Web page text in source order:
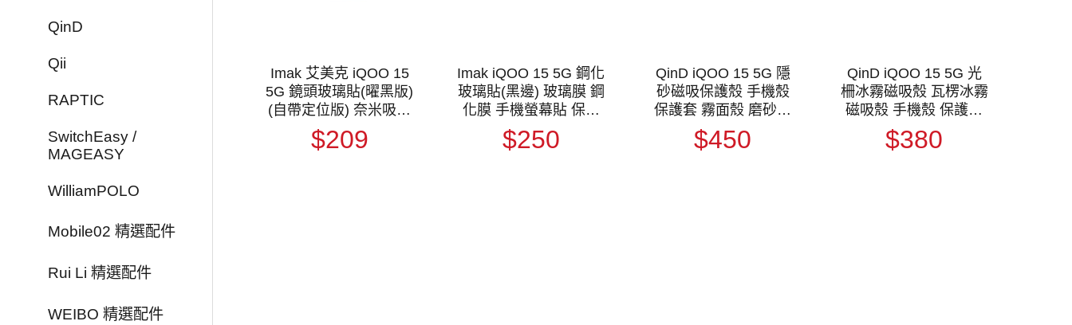
QinD
Qii
RAPTIC
SwitchEasy /
MAGEASY
WilliamPOLO
Mobile02 精選配件
Rui Li 精選配件
WEIBO 精選配件
Imak 艾美克 iQOO 15
5G 鏡頭玻璃貼(曜黑版)
(自帶定位版) 奈米吸附
鏡頭貼 鏡頭保護貼 鏡
頭膜
$209
Imak iQOO 15 5G 鋼化
玻璃貼(黑邊) 玻璃膜 鋼
化膜 手機螢幕貼 保護
貼
$250
QinD iQOO 15 5G 隱
砂磁吸保護殼 手機殼
保護套 霧面殼 磨砂殼
磁吸殼 支援 MagSafe
$450
QinD iQOO 15 5G 光
柵冰霧磁吸殼 瓦楞冰霧
磁吸殼 手機殼 保護殼
保護套 磁吸殼 支援
MagSafe
$380